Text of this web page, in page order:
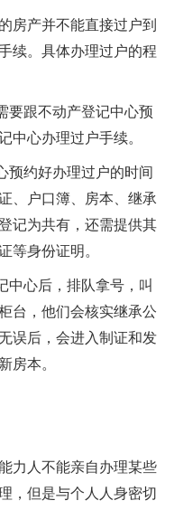
房产并不能直接过户到
续。具体办理过户的程
要跟不动产登记中心预
中心办理过户手续。
预约好办理过户的时间
、户口簿、房本、继承
记为共有，还需提供其
等身份证明。
中心后，排队拿号，叫
台，他们会核实继承公
误后，会进入制证和发
房本。
力人不能亲自办理某些
，但是与个人人身密切